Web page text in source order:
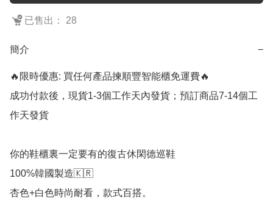
已售出： 28
簡介 −
🔥限時優惠: 買任何產品揀順豐智能櫃免運費🔥
成功付款後，現貨1-3個工作天內發貨；預訂商品7-14個工
作天發貨
你的鞋櫃裏一定要有的復古休閑德巡鞋
100%韓國製造🇰🇷
杏色+白色時尚耐看，款式百搭。